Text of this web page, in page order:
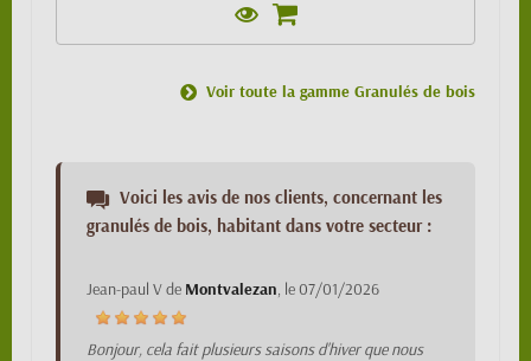
Voir toute la gamme Granulés de bois
Voici les avis de nos clients, concernant les
granulés de bois, habitant dans votre secteur :
Jean-paul Vde Montvalezan, le07/01/2026
Bonjour, cela fait plusieurs saisons d'hiver que nous